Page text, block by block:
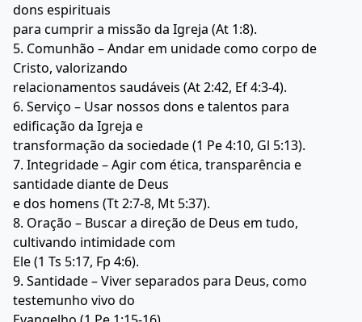
dons espirituais
para cumprir a missão da Igreja (At 1:8).
5. Comunhão – Andar em unidade como corpo de
Cristo, valorizando
relacionamentos saudáveis (At 2:42, Ef 4:3-4).
6. Serviço – Usar nossos dons e talentos para
edificação da Igreja e
transformação da sociedade (1 Pe 4:10, Gl 5:13).
7. Integridade – Agir com ética, transparência e
santidade diante de Deus
e dos homens (Tt 2:7-8, Mt 5:37).
8. Oração – Buscar a direção de Deus em tudo,
cultivando intimidade com
Ele (1 Ts 5:17, Fp 4:6).
9. Santidade – Viver separados para Deus, como
testemunho vivo do